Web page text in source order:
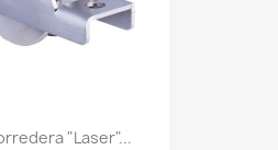
"Laser"...